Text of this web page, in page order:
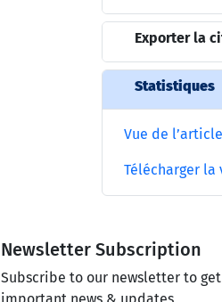
Exporter la
Statistiques
Vue de l’article
Télécharger la
Newsletter Subscription
Subscribe to our newsletter to get